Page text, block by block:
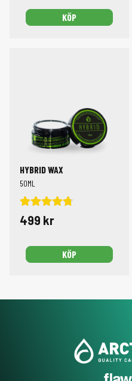
KÖP
HYBRID WAX
50ML
499 kr
KÖP